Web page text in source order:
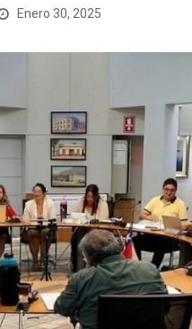
Enero 30, 2025